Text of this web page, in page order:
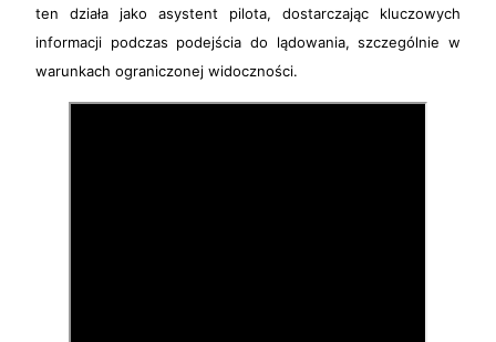
ten działa jako asystent pilota, dostarczając kluczowych
informacji podczas podejścia do lądowania, szczególnie w
warunkach ograniczonej widoczności.